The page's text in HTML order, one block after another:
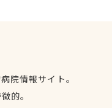
院情報サイト。
的。